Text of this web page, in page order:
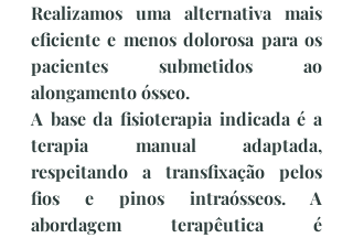
Realizamos uma alternativa mais
eficiente e menos dolorosa para os
pacientes submetidos ao
alongamento ósseo.
A base da fisioterapia indicada é a
terapia manual adaptada,
respeitando a transfixação pelos
fios e pinos intraósseos. A
abordagem terapêutica é